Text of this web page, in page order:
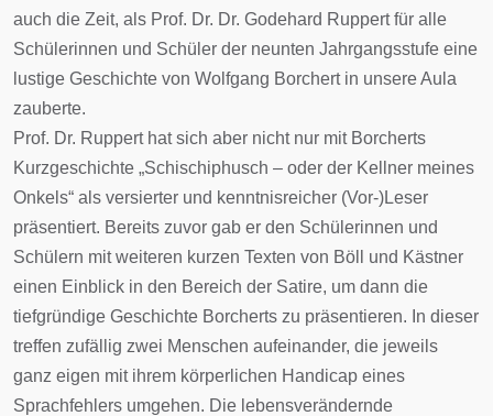
auch die Zeit, als Prof. Dr. Dr. Godehard Ruppert für alle
Schülerinnen und Schüler der neunten Jahrgangsstufe eine
lustige Geschichte von Wolfgang Borchert in unsere Aula
zauberte.
Prof. Dr. Ruppert hat sich aber nicht nur mit Borcherts
Kurzgeschichte „Schischiphusch – oder der Kellner meines
Onkels“ als versierter und kenntnisreicher (Vor-)Leser
präsentiert. Bereits zuvor gab er den Schülerinnen und
Schülern mit weiteren kurzen Texten von Böll und Kästner
einen Einblick in den Bereich der Satire, um dann die
tiefgründige Geschichte Borcherts zu präsentieren. In dieser
treffen zufällig zwei Menschen aufeinander, die jeweils
ganz eigen mit ihrem körperlichen Handicap eines
Sprachfehlers umgehen. Die lebensverändernde